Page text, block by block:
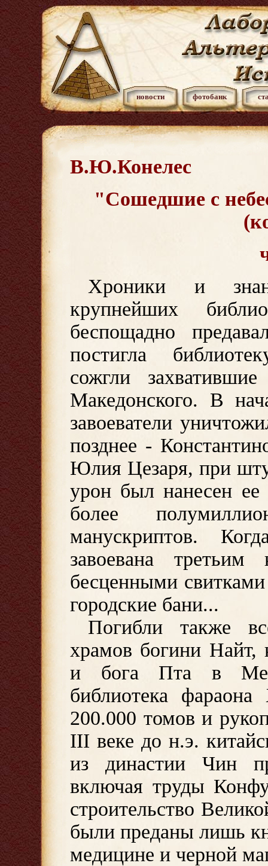
новости фотобанк
В.Ю.Конелес
"Сошедшие с
Хроники и
крупнейших
беспощадно
постигла
сожгли
Македонского. В
завоеватели
позднее -
Юлия Цезаря, при
урон был нанесен ее
более
манускриптов.
завоевана
бесценными
городские бани...
Погибли также
храмов богини Найт,
и бога Пта в
библиотека фараона
200.000 томов и
III веке до н.э.
из династии Чин
включая труды
строительство
были преданы лишь
медицине и черной